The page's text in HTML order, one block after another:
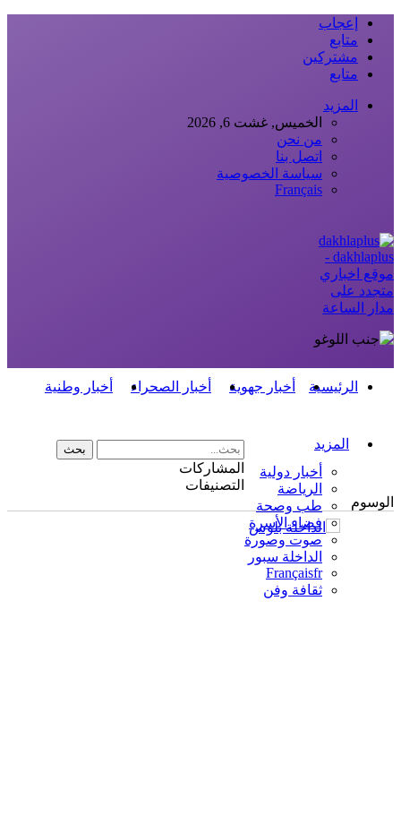
إعجاب
متابع
مشتركين
متابع
المزيد
الخميس, غشت 6, 2026
من نحن
اتصل بنا
سياسة الخصوصية
Français
dakhlaplus -
موقع اخباري
متجدد على
مدار الساعة
الرئيسية أخبار جهوية أخبار الصحراء أخبار وطنية
المزيد
أخبار دولية
الرياضة
طب وصحة
فضاء الأسرة
صوت وصورة
الداخلة سبور
Françaisfr
ثقافة وفن
المشاركات
التصنيفات
الوسوم